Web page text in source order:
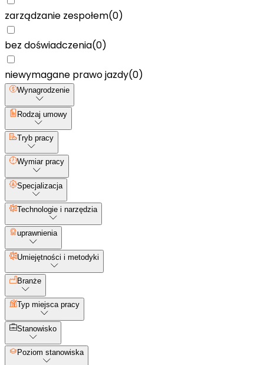
zarządzanie zespołem(0)
bez doświadczenia(0)
niewymagane prawo jazdy(0)
Wynagrodzenie
Rodzaj umowy
Tryb pracy
Wymiar pracy
Specjalizacja
Technologie i narzędzia
uprawnienia
Umiejętności i metodyki
Branże
Typ miejsca pracy
Stanowisko
Poziom stanowiska